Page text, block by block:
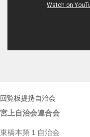
回覧板提携自治会
宮上自治会連合会
東橋本第１自治会